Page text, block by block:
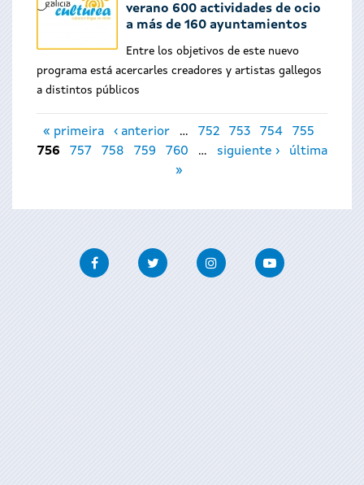
verano 600 actividades de ocio
a más de 160 ayuntamientos
Entre los objetivos de este nuevo
programa está acercarles creadores y artistas gallegos
a distintos públicos
Páginas
« primeira ‹ anterior … 752 753 754
755
756
757 758 759 760 … siguiente ›
última
»
FacebookTwitter InstagramYoutube